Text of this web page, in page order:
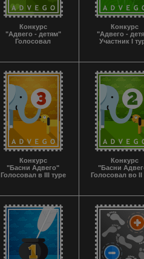
Конкурс
"Адвего - детям"
Голосовал
Конкурс
"Адвего -
Участник I
Конкурс
"Басни Адвего"
Голосовал в III туре
Конкурс
"Басни
Голосовал во II